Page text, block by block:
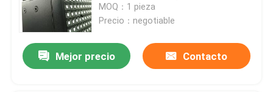
estadio
MOQ：1 pieza
Precio：negotiable
Mejor precio Contacto